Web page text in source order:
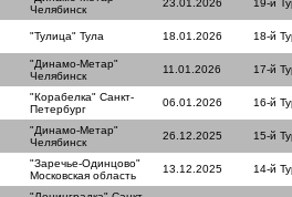
Челябинск
23.01.2026 19-й
"Тулица" Тула 18.01.2026 18-й
"Динамо-Метар"
Челябинск
11.01.2026 17-й
"Корабелка" Санкт-
Петербург
06.01.2026 16-й
"Динамо-Метар"
Челябинск
26.12.2025 15-й
"Заречье-Одинцово"
Московская область
13.12.2025 14-й